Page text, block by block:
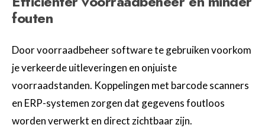
fouten
Door voorraadbeheer software te gebruiken voorkom
je verkeerde uitleveringen en onjuiste
voorraadstanden. Koppelingen met barcode scanners
en ERP-systemen zorgen dat gegevens foutloos
worden verwerkt en direct zichtbaar zijn.